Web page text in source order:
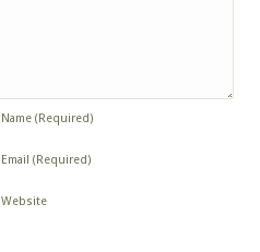
Name (Required)
Email (Required)
Website